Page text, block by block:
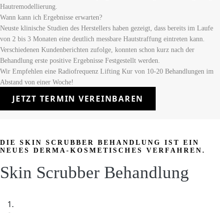
Hautremodellierung.
Wann kann ich Ergebnisse erwarten?
Neuste klinische Studien des Herstellers haben gezeigt, dass bereits im Laufe
von 2 bis 3 Monaten eine deutlich messbare Hautstraffung eintreten kann.
Verschiedenen Kundenberichten zufolge, konnten schon kurz nach der
Behandlung erste positive Ergebnisse Festgestellt werden.
Wir Empfehlen eine Radiofrequenz Lifting Kur von 10-20 Behandlungen im
Abstand von einer Woche!
JETZT TERMIN VEREINBAREN
DIE SKIN SCRUBBER BEHANDLUNG IST EIN
NEUES DERMA-KOSMETISCHES VERFAHREN.
Skin Scrubber Behandlung